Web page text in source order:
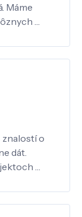
Máme
…
znalostí o
dát.
…